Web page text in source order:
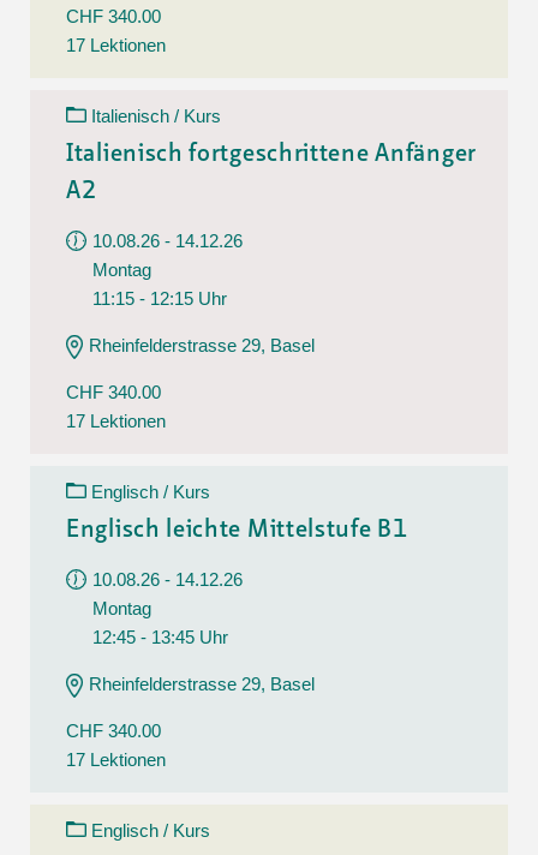
CHF 340.00
17 Lektionen
Italienisch / Kurs
Italienisch fortgeschrittene Anfänger
A2
10.08.26 - 14.12.26
Montag
11:15 - 12:15 Uhr
Rheinfelderstrasse 29, Basel
CHF 340.00
17 Lektionen
Englisch / Kurs
Englisch leichte Mittelstufe B1
10.08.26 - 14.12.26
Montag
12:45 - 13:45 Uhr
Rheinfelderstrasse 29, Basel
CHF 340.00
17 Lektionen
Englisch / Kurs